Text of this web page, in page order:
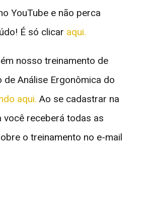
YouTube e não perca
É só clicar aqui.
nosso treinamento de
de Análise Ergonômica do
aqui. Ao se cadastrar na
você receberá todas as
o treinamento no e-mail